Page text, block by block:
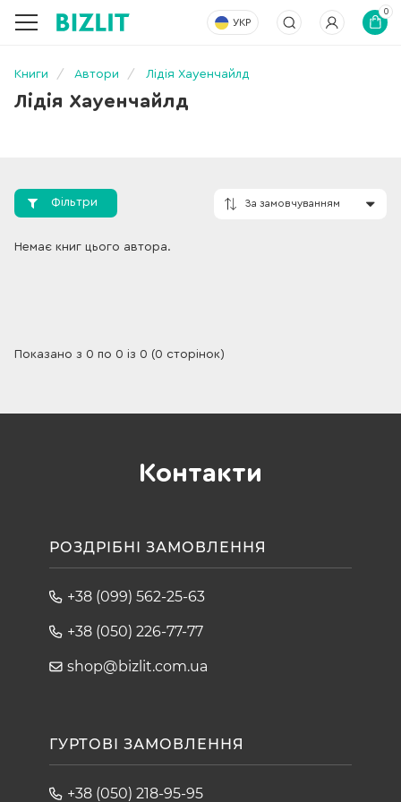
УКР
0
Книги Автори Лідія Хауенчайлд
Лідія Хауенчайлд
Фільтри
Немає книг цього автора.
Показано з 0 по 0 із 0 (0 сторінок)
Контакти
РОЗДРІБНІ ЗАМОВЛЕННЯ
+38 (099) 562-25-63
+38 (050) 226-77-77
shop@bizlit.com.ua
ГУРТОВІ ЗАМОВЛЕННЯ
+38 (050) 218-95-95